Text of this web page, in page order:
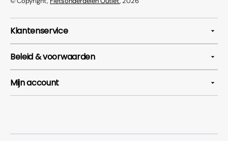
Klantenservice
Beleid & voorwaarden
Mijn account